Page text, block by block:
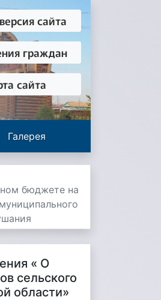
сайта
граждан
сайта
Галерея
бюджете на
« О
сельского
области»